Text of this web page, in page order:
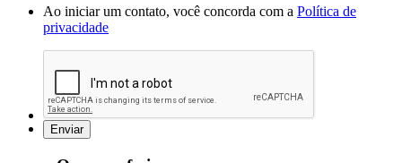
Ao iniciar um contato, você concorda com a Política de
privacidade